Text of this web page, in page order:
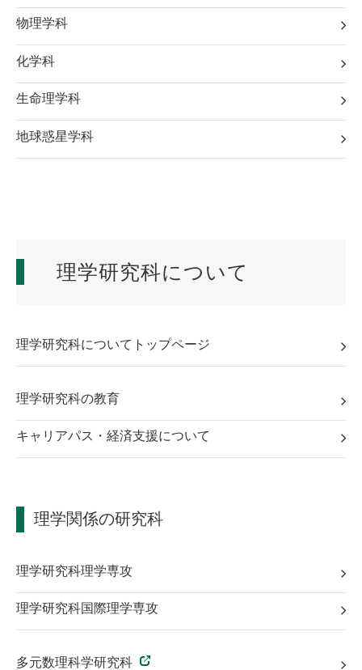
物理学科
化学科
生命理学科
地球惑星学科
理学研究科について
理学研究科についてトップページ
理学研究科の教育
キャリアパス・経済支援について
理学関係の研究科
理学研究科理学専攻
理学研究科国際理学専攻
多元数理科学研究科